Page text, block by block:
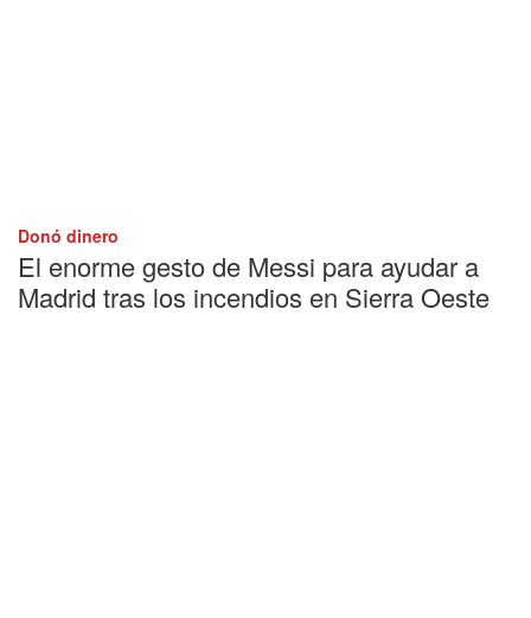
Donó dinero
El enorme gesto de Messi para ayudar a
Madrid tras los incendios en Sierra Oeste